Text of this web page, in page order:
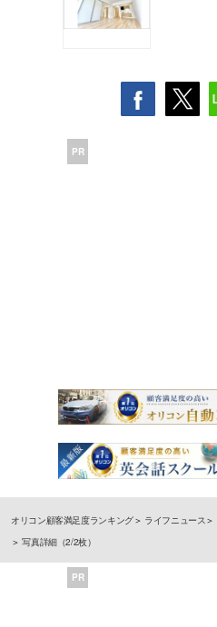
PR
オリコン顧客満足度ランキング ライフニュース
写真詳細（2/2枚）
PR